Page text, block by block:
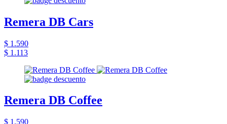
Remera DB Cars
$ 1.590
$ 1.113
Remera DB Coffee
$ 1.590